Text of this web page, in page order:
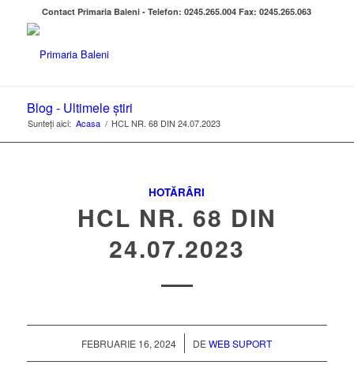
Contact Primaria Baleni - Telefon: 0245.265.004 Fax: 0245.265.063
Blog - Ultimele știri
Sunteți aici: Acasa / HCL NR. 68 DIN 24.07.2023
HOTĂRÂRI
HCL NR. 68 DIN
24.07.2023
FEBRUARIE 16, 2024
/ DEWEB SUPORT